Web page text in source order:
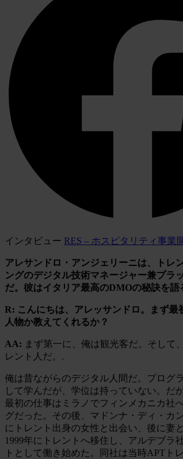
インタビュー RES – ホスピタリティ事業
アレサンドロ・アンジェリーニは、トレ
ングのデジタル技術マネージャー兼プラ
だ。彼はイタリア最高のDMOの秘訣を語
R: こんにちは、アレッサンドロ。まず最
人物か教えてくれるか？
AA: まず第一に、俺は観光客だ。そして
レント人だ。.
俺は昔ながらのデジタル人間だ。プログ
して学んだが、学位は持っていない。だ
最初の仕事はミラノでフィンメカニカ社
グだった。その後、マドンナ・ディ・カ
にトレント出身の女性と出会い、後に妻
1999年にトレントへ移住し、アルデブラ
トとして働き始めた。同社は当時APTト